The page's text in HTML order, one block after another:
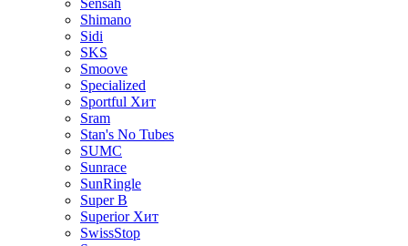
Sensah
Shimano
Sidi
SKS
Smoove
Specialized
Sportful Хит
Sram
Stan's No Tubes
SUMC
Sunrace
SunRingle
Super B
Superior Хит
SwissStop